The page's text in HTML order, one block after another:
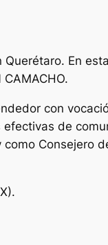
En
CAMACHO.
con
de
Consejero